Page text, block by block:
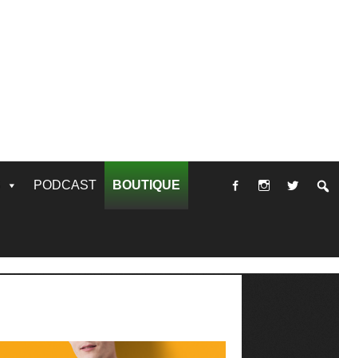
PODCAST BOUTIQUE